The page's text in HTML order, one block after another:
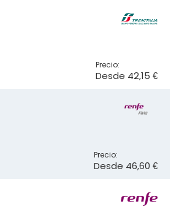
Precio:
Desde 42,15 €
Precio:
Desde 46,60 €